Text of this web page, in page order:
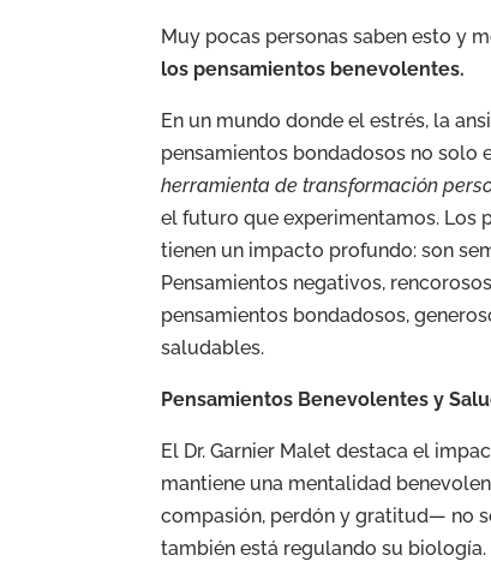
Muy pocas personas saben esto y
los pensamientos benevolentes.
En un mundo donde el estrés, la
pensamientos bondadosos no solo
herramienta de transformación
el futuro que experimentamos. Los
tienen un impacto profundo: son
Pensamientos negativos,
pensamientos bondadosos,
saludables.
Pensamientos Benevolentes y
El Dr. Garnier Malet destaca el
mantiene una mentalidad
compasión, perdón y gratitud— no
también está regulando su biología.